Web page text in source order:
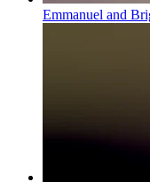
Emmanuel and